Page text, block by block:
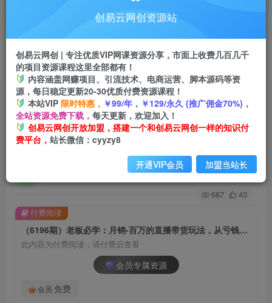
会员专属推广链接
挂机 项目
脚本卡密
APP下载
GO
首页 创业课程 会员专属 正文
（6196期）老板必学：月销-百万的直播带货玩
法，从亏钱到月入50万，听这门就够了
关注
687 43
（6196期）老板必学：月销-百万的直播带货玩法，从亏钱到月入50万，听这门就够了
此内容为付费阅读，请付费后查看
会员专属资源
会员 免费
付费阅读
创易云网创资源站
创易云网创 | 专注优质VIP网课资源分享，市面上收费几百几千
的项目资源课程这里全部都有！
内容涵盖网赚项目、引流技术、电商运营、脚本源码等资
源，每日稳定更新20-30优质付费资源课程！
本站VIP 限时特惠， ￥99/年，￥129/永久 (推广佣金70%)，
全站资源免费下载， 每天更新，欢迎加入！
创易云网创开放加盟，搭建一个和创易云网创一样的知识付
费平台， 站长微信：cyyzy8
开通VIP会员 加盟当站长